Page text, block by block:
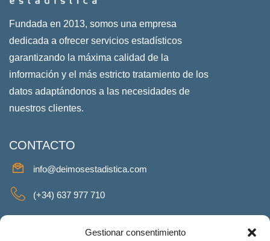
Gestionar consentimiento
Fundada en 2013, somos una empresa
dedicada a ofrecer servicios estadísticos
garantizando la máxima calidad de la
información y el más estricto tratamiento de los
datos adaptándonos a las necesidades de
nuestros clientes.
CONTACTO
info@deimosestadistica.com
(+34) 637 977 710